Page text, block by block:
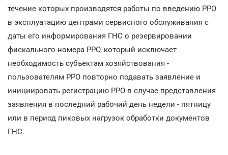
течение которых производятся работы по введению РРО
в эксплуатацию центрами сервисного обслуживания с
даты его информирования ГНС о резервировании
фискального номера РРО, который исключает
необходимость субъектам хозяйствования -
пользователям РРО повторно подавать заявление и
инициировать регистрацию РРО в случае представления
заявления в последний рабочий день недели - пятницу
или в период пиковых нагрузок обработки документов
ГНС.